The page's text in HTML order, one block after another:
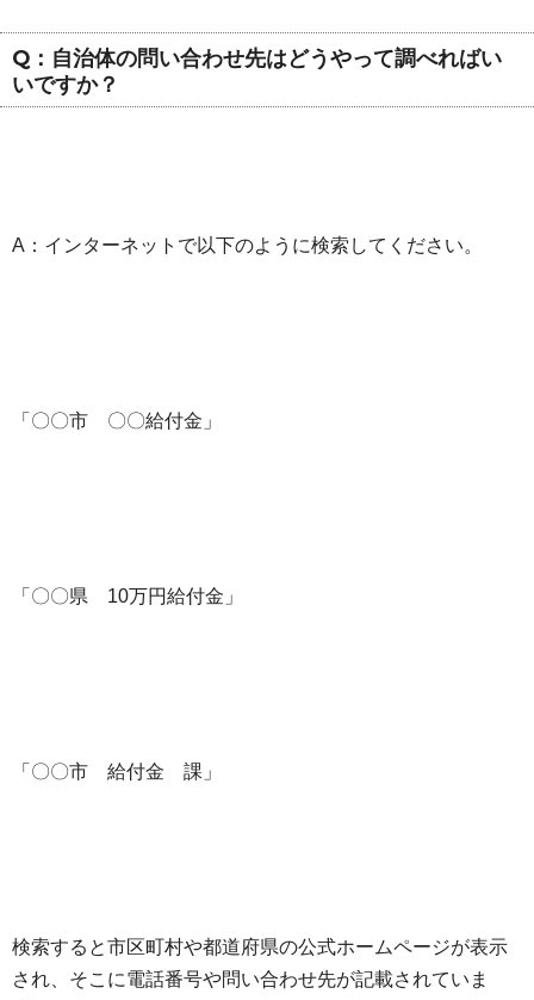
Q：自治体の問い合わせ先はどうやって調べればい
いですか？
A：インターネットで以下のように検索してください。
「〇〇市 〇〇給付金」
「〇〇県 10万円給付金」
「〇〇市 給付金 課」
検索すると市区町村や都道府県の公式ホームページが表示
され、そこに電話番号や問い合わせ先が記載されていま